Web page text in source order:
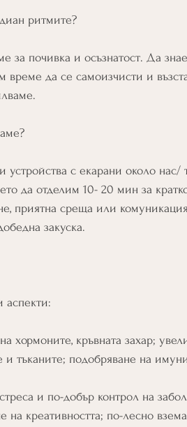
ритмите?
почивка и осъзнатост. Да
време да се самоизчисти и
с екарани около нас/
да отделим 10- 20 мин за
приятна среща или
закуска.
аспекти:
хормоните, кръвната захар;
и тъканите; подобряване на
и по-добър контрол на
на креативността; по-лесно